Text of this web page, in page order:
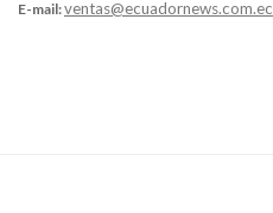
E-mail:ventas@ecuadornews.com.ec